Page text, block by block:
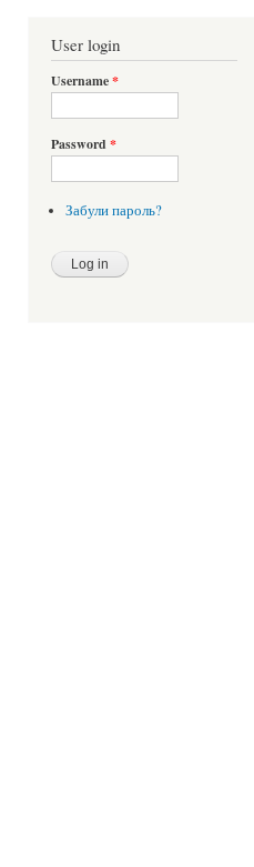
User login
Username*
Password *
Забули пароль?